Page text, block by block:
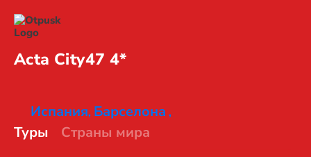
Acta City47 4*
Испания, Барселона ,
Туры Страны мира